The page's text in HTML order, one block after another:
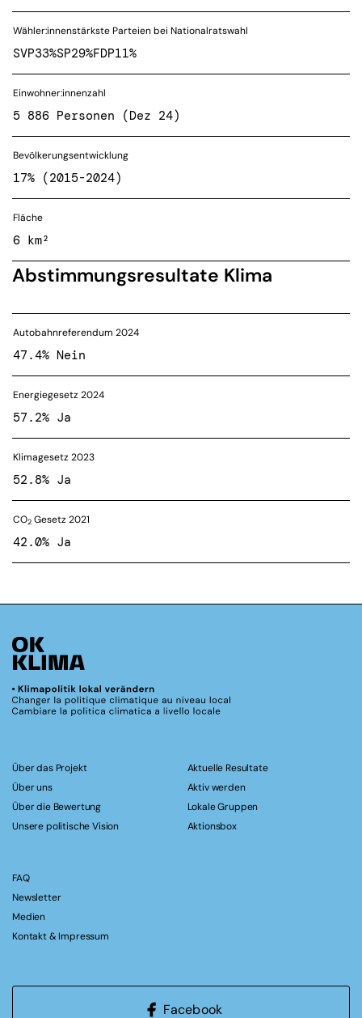
Wähler:innenstärkste Parteien bei Nationalratswahl
SVP33%SP29%FDP11%
Einwohner:innenzahl
5 886 Personen (Dez 24)
Bevölkerungsentwicklung
17% (2015-2024)
Fläche
6 km²
Abstimmungsresultate Klima
Autobahnreferendum 2024
47.4% Nein
Energiegesetz 2024
57.2% Ja
Klimagesetz 2023
52.8% Ja
CO2 Gesetz 2021
42.0% Ja
Über das Projekt
Über uns
Über die Bewertung
Unsere politische Vision
Aktuelle Resultate
Aktiv werden
Lokale Gruppen
Aktionsbox
FAQ
Newsletter
Medien
Kontakt & Impressum
Facebook